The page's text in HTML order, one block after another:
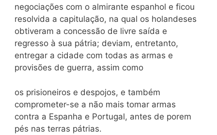
negociações com o almirante espanhol e ficou
resolvida a capitulação, na qual os holandeses
obtiveram a concessão de livre saída e
regresso à sua pátria; deviam, entretanto,
entregar a cidade com todas as armas e
provisões de guerra, assim como
os prisioneiros e despojos, e também
comprometer-se a não mais tomar armas
contra a Espanha e Portugal, antes de porem
pés nas terras pátrias.